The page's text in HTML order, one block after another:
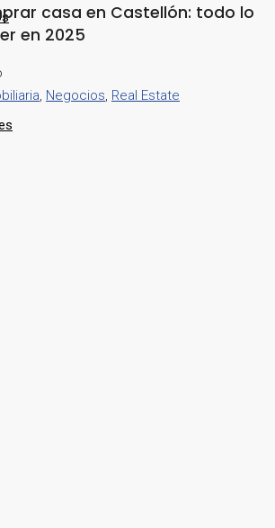
casa en Castellón: todo lo
en 2025
, Negocios, Real Estate